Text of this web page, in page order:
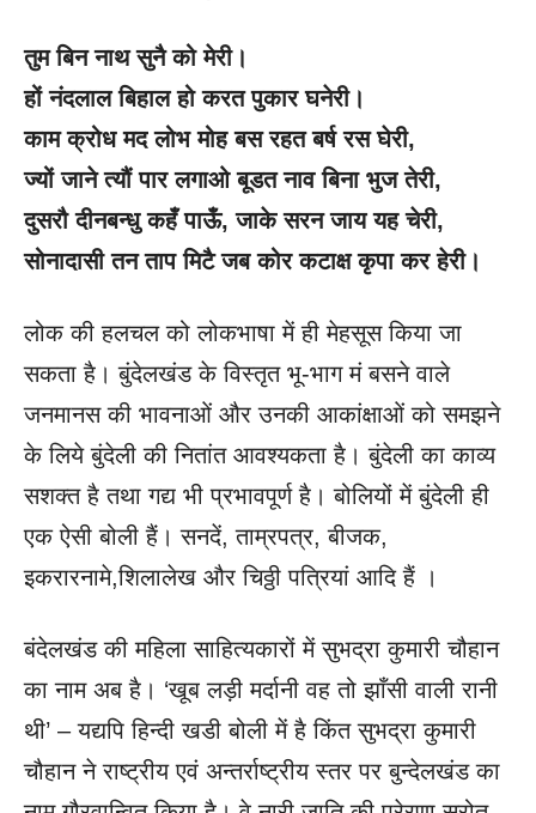
तुम बिन नाथ सुनै को मेरी।
हों नंदलाल बिहाल हो करत पुकार घनेरी।
काम क्रोध मद लोभ मोह बस रहत बर्ष रस घेरी,
ज्यों जाने त्यौं पार लगाओ बूडत नाव बिना भुज तेरी,
दुसरौ दीनबन्धु कहँ पाऊँ, जाके सरन जाय यह चेरी,
सोनादासी तन ताप मिटै जब कोर कटाक्ष कृपा कर हेरी।
लोक की हलचल को लोकभाषा में ही मेहसूस किया जा
सकता है। बुंदेलखंड के विस्तृत भू-भाग मं बसने वाले
जनमानस की भावनाओं और उनकी आकांक्षाओं को समझने
के लिये बुंदेली की नितांत आवश्यकता है। बुंदेली का काव्य
सशक्त है तथा गद्य भी प्रभावपूर्ण है। बोलियों में बुंदेली ही
एक ऐसी बोली हैं। सनदें, ताम्रपत्र, बीजक,
इकरारनामे,शिलालेख और चिठ्ठी पत्रियां आदि हैं ।
बंदेलखंड की महिला साहित्यकारों में सुभद्रा कुमारी चौहान
का नाम अब है। ‘खूब लड़ी मर्दानी वह तो झाँसी वाली रानी
थी’ – यद्यपि हिन्दी खडी बोली में है किंत सुभद्रा कुमारी
चौहान ने राष्ट्रीय एवं अन्तर्राष्ट्रीय स्तर पर बुन्देलखंड का